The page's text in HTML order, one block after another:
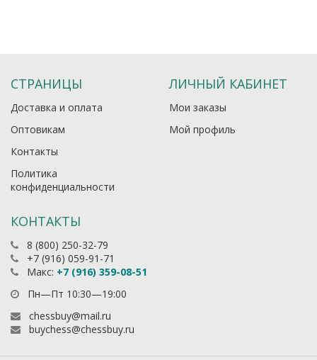
СТРАНИЦЫ
Доставка и оплата
Оптовикам
Контакты
Политика
конфиденциальности
ЛИЧНЫЙ КАБИНЕТ
Мои заказы
Мой профиль
КОНТАКТЫ
8 (800) 250-32-79
+7 (916) 059-91-71
Макс: +7 (916) 359-08-51
Пн—Пт 10:30—19:00
chessbuy@mail.ru
buychess@chessbuy.ru